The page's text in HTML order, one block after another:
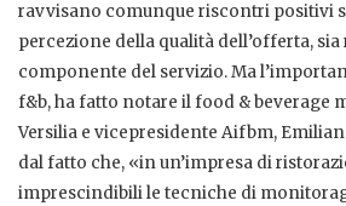
ravvisano comunque riscontri positivi
percezione della qualità dell’offerta,
componente del servizio. Ma
f&b, ha fatto notare il food & beverage
Versilia e vicepresidente Aifbm,
dal fatto che, «in un’impresa di
imprescindibili le tecniche di